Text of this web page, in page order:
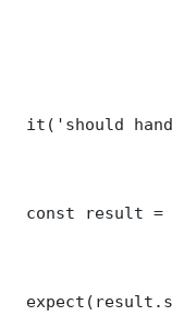
it('should
const result =